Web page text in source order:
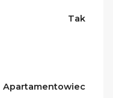
Tak
Apartamentowiec